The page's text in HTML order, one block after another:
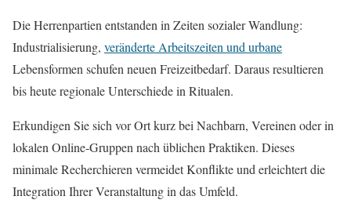
Die Herrenpartien entstanden in Zeiten sozialer Wandlung:
Industrialisierung, veränderte Arbeitszeiten und urbane
Lebensformen schufen neuen Freizeitbedarf. Daraus resultieren
bis heute regionale Unterschiede in Ritualen.
Erkundigen Sie sich vor Ort kurz bei Nachbarn, Vereinen oder in
lokalen Online‑Gruppen nach üblichen Praktiken. Dieses
minimale Recherchieren vermeidet Konflikte und erleichtert die
Integration Ihrer Veranstaltung in das Umfeld.